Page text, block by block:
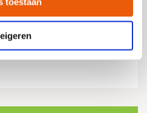
hetzelfde! Lees er hier meer